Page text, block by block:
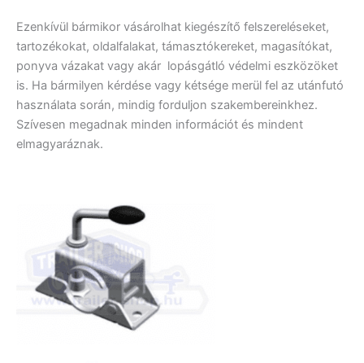
Ezenkívül bármikor vásárolhat kiegészítő felszereléseket,
tartozékokat, oldalfalakat, támasztókereket, magasítókat,
ponyva vázakat vagy akár lopásgátló védelmi eszközöket
is. Ha bármilyen kérdése vagy kétsége merül fel az utánfutó
használata során, mindig forduljon szakembereinkhez.
Szívesen megadnak minden információt és mindent
elmagyaráznak.